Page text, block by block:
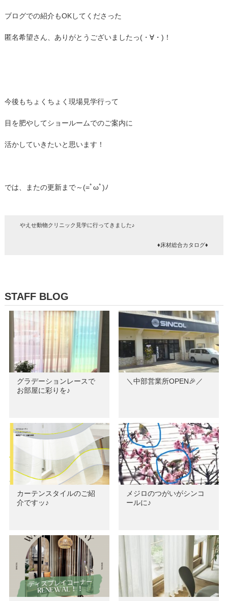
ブログでの紹介もOKしてくださった
匿名希望さん、ありがとうございましたっ(・∀・)！
今後もちょくちょく現場見学行って
目を肥やしてショールームでのご案内に
活かしていきたいと思います！
では、またの更新まで～(=ﾟωﾟ)ﾉ
やえせ動物クリニック見学に行ってきました♪
♦床材総合カタログ♦
STAFF BLOG
グラデーションレースで
お部屋に彩りを♪
＼中部営業所OPEN🎉／
カーテンスタイルのご紹
介ですッ♪
メジロのつがいがシンコ
ールに♪